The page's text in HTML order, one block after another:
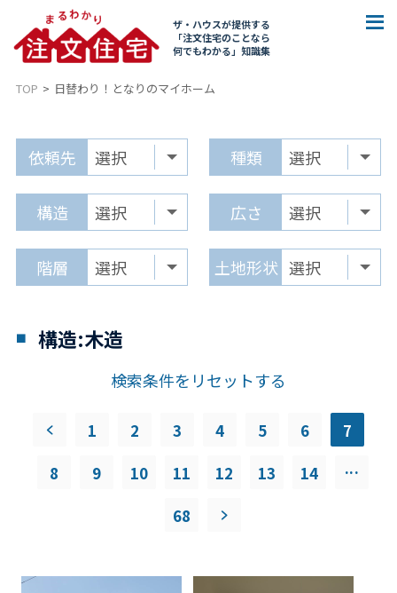
ザ・ハウスが提供する
「注文住宅のことなら
何でもわかる」知識集
TOP 日替わり！となりのマイホーム
依頼先 種類
構造 広さ
階層 土地形状
構造:木造
検索条件をリセットする
1 2 3 4 5 6
7
8
9 10 11 12 13 14 ...
68